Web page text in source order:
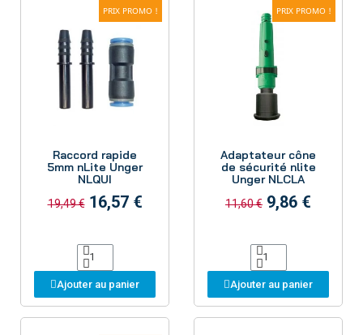
PRIX PROMO !
Raccord rapide
5mm nLite Unger
NLQUI
19,49 € 16,57 €
Ajouter au panier
PRIX PROMO !
Adaptateur cône
de sécurité nlite
Unger NLCLA
11,60 € 9,86 €
Ajouter au panier